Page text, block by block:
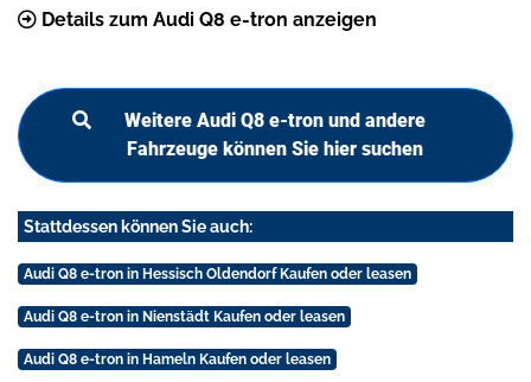
Details zum Audi Q8 e-tron anzeigen
Weitere Audi Q8 e-tron und andere
Fahrzeuge können Sie hier suchen
Stattdessen können Sie auch:
Audi Q8 e-tron in Hessisch Oldendorf Kaufen oder leasen
Audi Q8 e-tron in Nienstädt Kaufen oder leasen
Audi Q8 e-tron in Hameln Kaufen oder leasen